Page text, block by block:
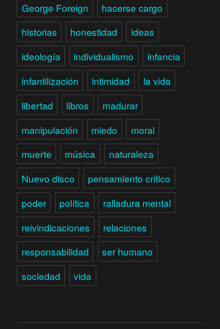
George Foreign
hacerse cargo
historias
honestidad
ideas
ideología
individualismo
infancia
infantilización
intimidad
la vida
libertad
libros
madurar
manipulación
miedo
moral
muerte
música
naturaleza
Nuevo disco
pensamiento crítico
poder
política
ralladura mental
reivindicaciones
relaciones
responsabilidad
ser humano
sociedad
vida